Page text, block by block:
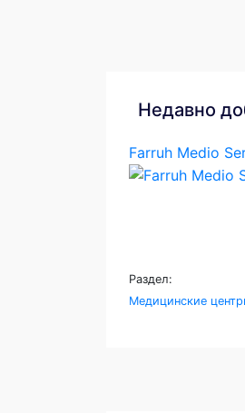
Недавно
Farruh Medio
Раздел:
Медицинские